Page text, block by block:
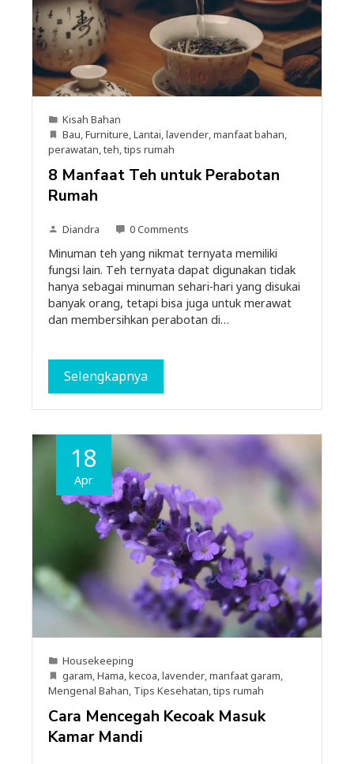
Kisah Bahan
Bau,Furniture,Lantai,lavender,manfaat bahan,
perawatan,teh,tips rumah
8 Manfaat Teh untuk Perabotan
Rumah
Diandra 0 Comments
Minuman teh yang nikmat ternyata memiliki
fungsi lain. Teh ternyata dapat digunakan tidak
hanya sebagai minuman sehari-hari yang disukai
banyak orang, tetapi bisa juga untuk merawat
dan membersihkan perabotan di…
Selengkapnya
18
Apr
Housekeeping
garam Hama kecoa lavender manfaat garam
Mengenal Bahan Tips Kesehatan tips rumah
Cara Mencegah Kecoak Masuk
Kamar Mandi